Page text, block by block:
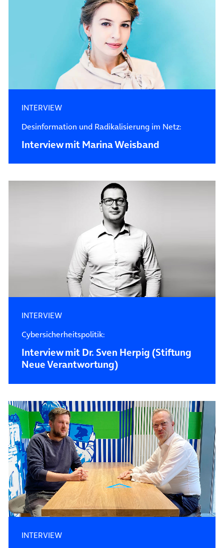
INTERVIEW
Desinformation und Radikalisierung im Netz:
Interview mit Marina Weisband
INTERVIEW
Cybersicherheitspolitik:
Interview mit Dr. Sven Herpig (Stiftung
Neue Verantwortung)
INTERVIEW